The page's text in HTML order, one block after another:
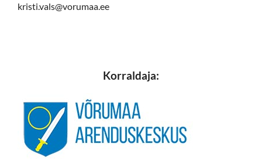
kristi.vals@vorumaa.ee
Korraldaja: